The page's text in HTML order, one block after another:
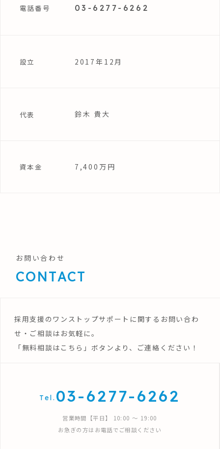
電話番号 03-6277-6262
設立 2017年12月
代表 鈴木 貴大
資本金 7,400万円
お問い合わせ
CONTACT
採用支援のワンストップサポートに関するお問い合わ
せ・ご相談はお気軽に。
「無料相談はこちら」ボタンより、ご連絡ください！
Tel. 03-6277-6262
営業時間【平日】 10:00 〜 19:00
お急ぎの方はお電話でご相談ください